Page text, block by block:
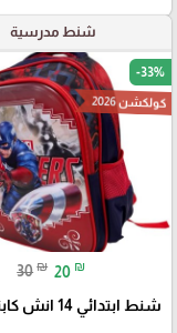
شنط مدرسية
-33%
كولكشن 2026
30 ₪ 20 ₪
شنط ابتدائي 14 انش كابتن افنجر